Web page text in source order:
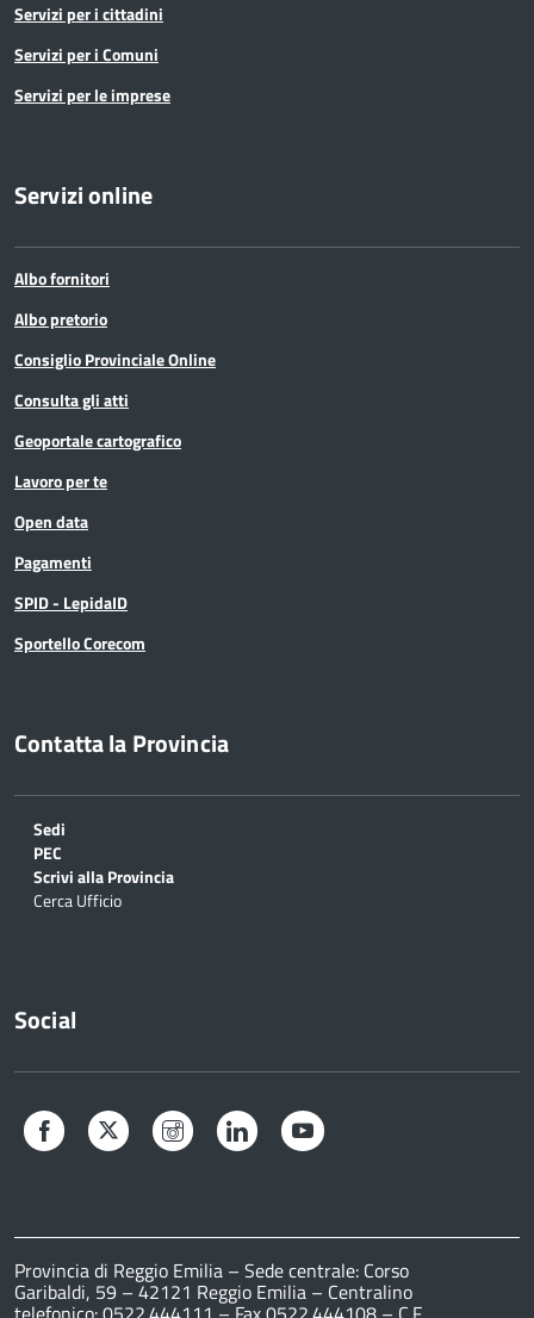
Servizi per i cittadini
Servizi per i Comuni
Servizi per le imprese
Servizi online
Albo fornitori
Albo pretorio
Consiglio Provinciale Online
Consulta gli atti
Geoportale cartografico
Lavoro per te
Open data
Pagamenti
SPID - LepidaID
Sportello Corecom
Contatta la Provincia
Sedi
PEC
Scrivi alla Provincia
Cerca Ufficio
Social
Facebook Twitter Instagram LinkedIn
Provincia di Reggio Emilia – Sede centrale: Corso
Garibaldi, 59 – 42121 Reggio Emilia – Centralino